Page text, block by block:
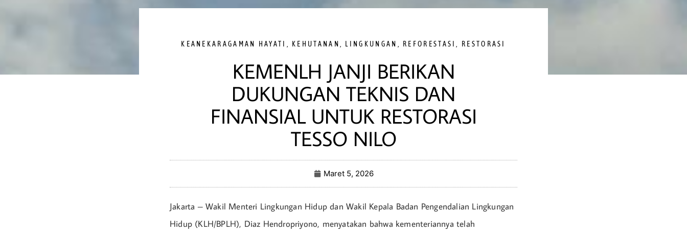
KEANEKARAGAMAN HAYATI KEHUTANAN LINGKUNGAN REFORESTASI RESTORASI
KEMENLH JANJI BERIKAN
DUKUNGAN TEKNIS DAN
FINANSIAL UNTUK RESTORASI
TESSO NILO
Maret 5, 2026
Jakarta – Wakil Menteri Lingkungan Hidup dan Wakil Kepala Badan Pengendalian Lingkungan
Hidup (KLH/BPLH), Diaz Hendropriyono, menyatakan bahwa kementeriannya telah